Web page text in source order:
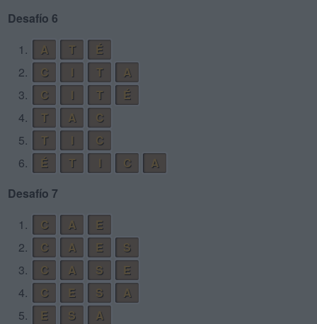
Desafío 6
1.
A T
É
2.
C T
A
3.
C T
É
4.
T A
C
5.
T
C
6.
É T C
A
Desafío 7
1.
C A
E
2.
C A E
S
3.
C A S
E
4.
C E S
A
5.
E S
A